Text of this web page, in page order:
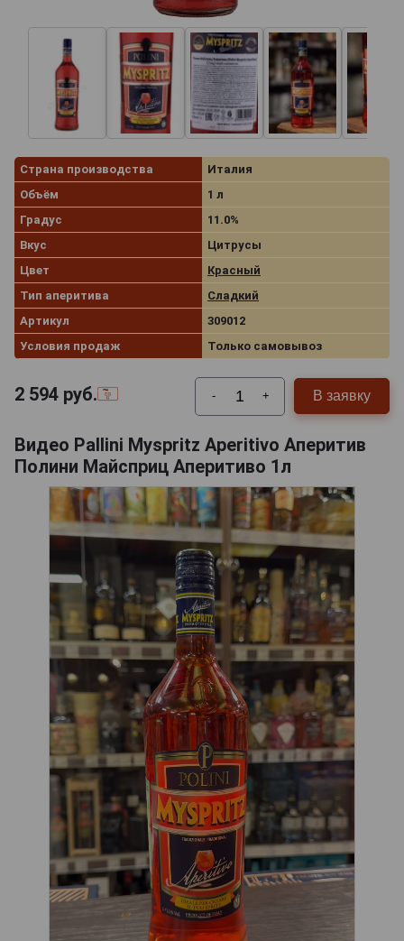
Страна производства
Италия
Объём
1 л
Градус
11.0%
Вкус
Цитрусы
Цвет
Красный
Тип аперитива
Сладкий
Артикул
309012
Условия продаж
Только самовывоз
2 594 руб. - + В заявку
Видео Pallini Myspritz Aperitivo Аперитив
Полини Майсприц Аперитиво 1л